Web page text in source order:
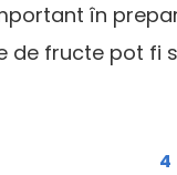
în
de fructe pot
4